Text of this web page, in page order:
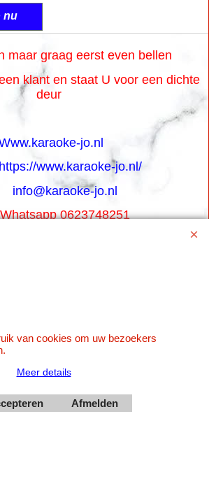
nu
maar graag eerst even bellen
klant en staat U voor een dichte
deur
jo.nl
https://www.karaoke-jo.nl/
info@karaoke-jo.nl
0623748251
van cookies om uw bezoekers
Meer details
Afmelden